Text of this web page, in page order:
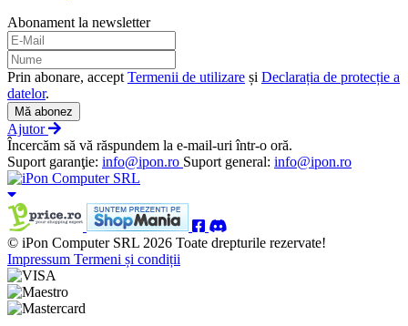
Abonament la newsletter
Prin abonare, accept Termenii de utilizare și Declarația de protecție a
datelor.
Mă abonez
Ajutor
Încercăm să vă răspundem la e-mail-uri într-o oră.
Suport garanţie: info@ipon.ro Suport general: info@ipon.ro
© iPon Computer SRL 2026 Toate drepturile rezervate!
Impressum Termeni și condiții